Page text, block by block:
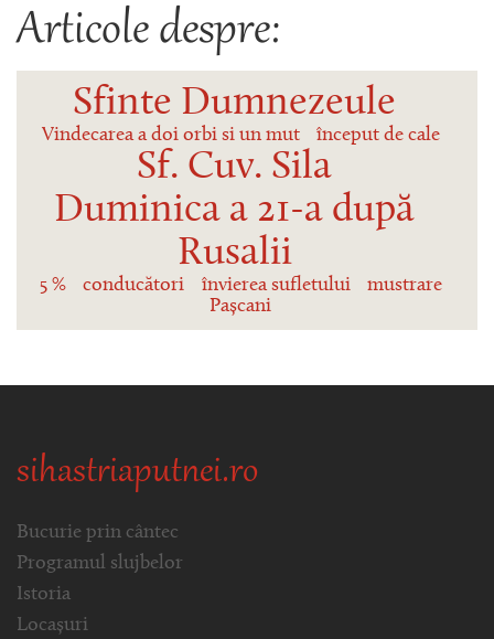
Articole despre:
Sfinte Dumnezeule
Vindecarea a doi orbi si un mut început de cale
Sf. Cuv. Sila
Duminica a 21-a după
Rusalii
5 % conducători învierea sufletului
mustrare
Pașcani
sihastriaputnei.ro
Bucurie prin cântec
Programul slujbelor
Istoria
Locașuri